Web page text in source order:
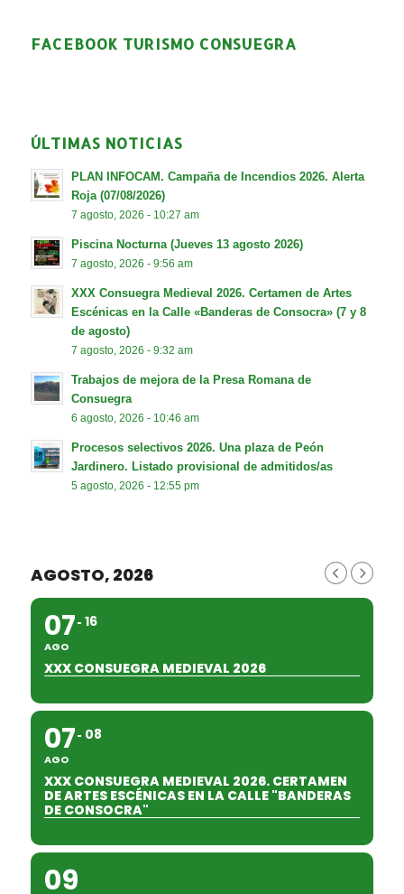
FACEBOOK TURISMO CONSUEGRA
ÚLTIMAS NOTICIAS
PLAN INFOCAM. Campaña de Incendios 2026. Alerta
Roja (07/08/2026)
7 agosto, 2026 - 10:27 am
Piscina Nocturna (Jueves 13 agosto 2026)
7 agosto, 2026 - 9:56 am
XXX Consuegra Medieval 2026. Certamen de Artes
Escénicas en la Calle «Banderas de Consocra» (7 y 8
de agosto)
7 agosto, 2026 - 9:32 am
Trabajos de mejora de la Presa Romana de
Consuegra
6 agosto, 2026 - 10:46 am
Procesos selectivos 2026. Una plaza de Peón
Jardinero. Listado provisional de admitidos/as
5 agosto, 2026 - 12:55 pm
AGOSTO, 2026
07
AGO
16
XXX CONSUEGRA MEDIEVAL 2026
07
AGO
08
XXX CONSUEGRA MEDIEVAL 2026. CERTAMEN
DE ARTES ESCÉNICAS EN LA CALLE "BANDERAS
DE CONSOCRA"
09